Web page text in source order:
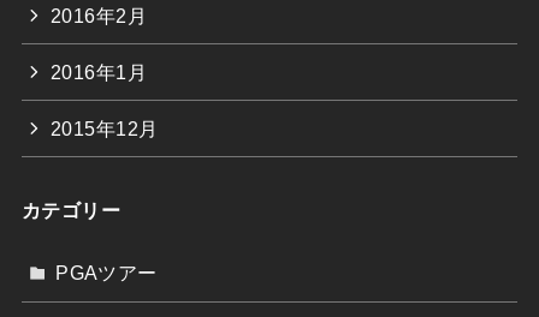
2016年2月
2016年1月
2015年12月
カテゴリー
PGAツアー